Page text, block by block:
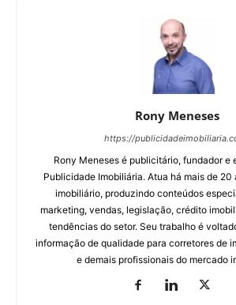
Rony Meneses
https://
Rony Meneses é publicitário, fundador e
Publicidade Imobiliária. Atua há mais de 20
imobiliário, produzindo conteúdos
marketing, vendas, legislação, crédito
tendências do setor. Seu trabalho é
informação de qualidade para corretores de
e demais profissionais do mercado